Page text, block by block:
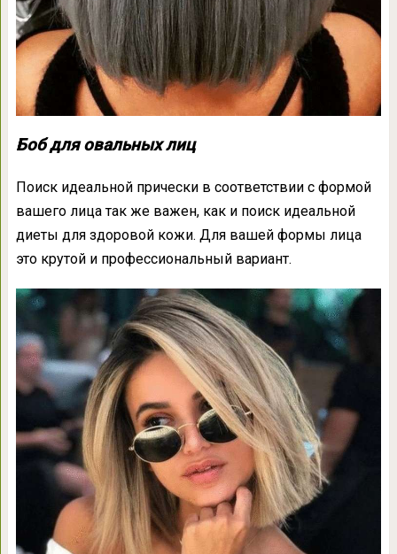
Боб для овальных лиц
Поиск идеальной прически в соответствии с формой
вашего лица так же важен, как и поиск идеальной
диеты для здоровой кожи. Для вашей формы лица
это крутой и профессиональный вариант.